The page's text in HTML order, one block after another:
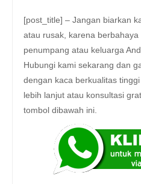
[post_title] – Jangan biarkan
atau rusak, karena berbahaya
penumpang atau keluarga
Hubungi kami sekarang dan
dengan kaca berkualitas
lebih lanjut atau konsultasi
tombol dibawah ini.